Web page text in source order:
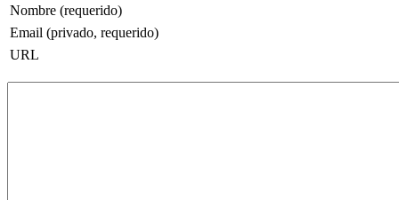
Nombre (requerido)
Email (privado, requerido)
URL